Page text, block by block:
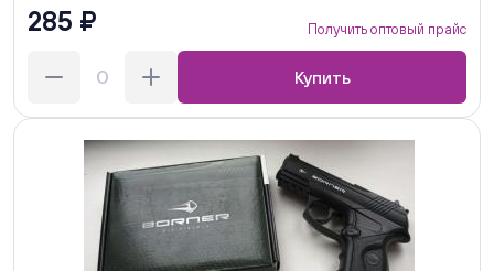
285 ₽ Получить оптовый прайс
Купить